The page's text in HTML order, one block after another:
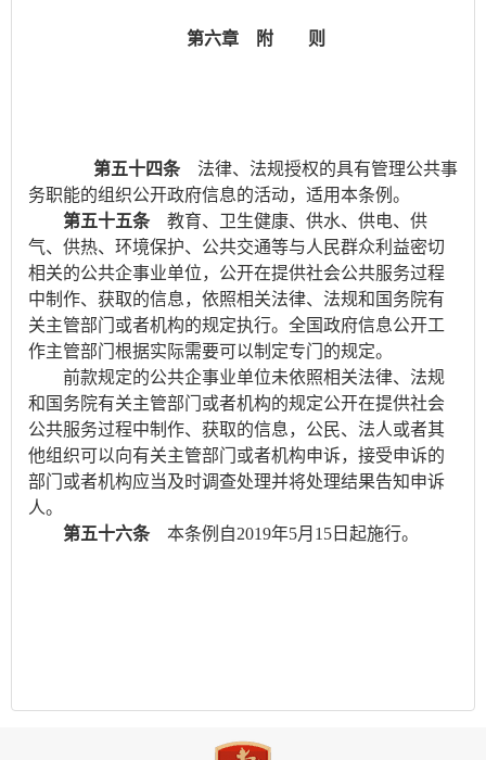
第六章 附 则
第五十四条法律、法规授权的具有管理公共事
务职能的组织公开政府信息的活动，适用本条例。
第五十五条教育、卫生健康、供水、供电、供
气、供热、环境保护、公共交通等与人民群众利益密切
相关的公共企事业单位，公开在提供社会公共服务过程
中制作、获取的信息，依照相关法律、法规和国务院有
关主管部门或者机构的规定执行。全国政府信息公开工
作主管部门根据实际需要可以制定专门的规定。
前款规定的公共企事业单位未依照相关法律、法规
和国务院有关主管部门或者机构的规定公开在提供社会
公共服务过程中制作、获取的信息，公民、法人或者其
他组织可以向有关主管部门或者机构申诉，接受申诉的
部门或者机构应当及时调查处理并将处理结果告知申诉
人。
第五十六条本条例自2019年5月 15 日起施行。